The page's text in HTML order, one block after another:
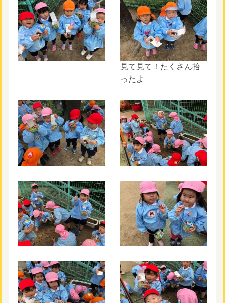
見て見て！たくさん拾
ったよ